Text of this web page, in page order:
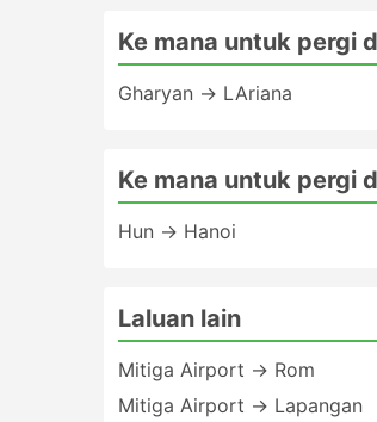
Ke mana untuk pergi
Gharyan → LAriana
Ke mana untuk pergi
Hun → Hanoi
Laluan lain
Mitiga Airport → Rom
Mitiga Airport → Lapangan